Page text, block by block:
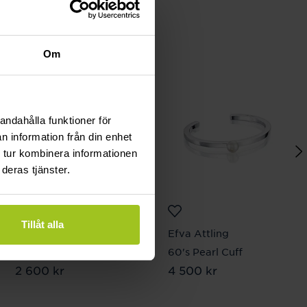
Om
funktioner för
information från din enhet
kombinera informationen
tjänster.
Tillåt alla
Pris:2 600 kr
2 600 kr
Efva Attling
60's Pearl Cuff
Pris:4 500 kr
4 500 kr